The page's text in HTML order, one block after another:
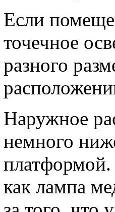
Если
точечное
разного
Наружное
немного
платформой.
как лампа